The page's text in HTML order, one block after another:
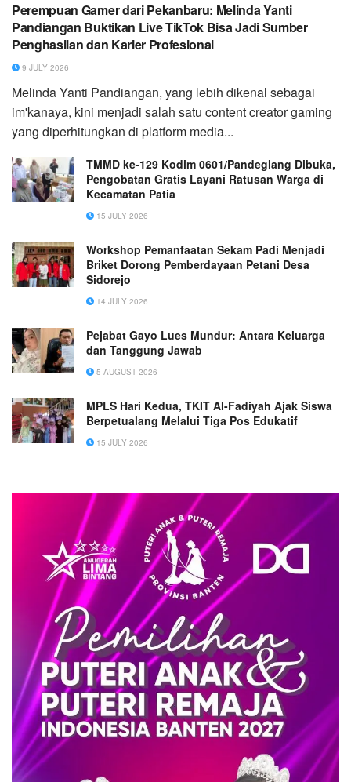
Perempuan Gamer dari Pekanbaru: Melinda Yanti
Pandiangan Buktikan Live TikTok Bisa Jadi Sumber
Penghasilan dan Karier Profesional
9 JULY 2026
Melinda Yanti Pandiangan, yang lebih dikenal sebagai
im'kanaya, kini menjadi salah satu content creator gaming
yang diperhitungkan di platform media...
TMMD ke-129 Kodim 0601/Pandeglang Dibuka,
Pengobatan Gratis Layani Ratusan Warga di
Kecamatan Patia
15 JULY 2026
Workshop Pemanfaatan Sekam Padi Menjadi
Briket Dorong Pemberdayaan Petani Desa
Sidorejo
14 JULY 2026
Pejabat Gayo Lues Mundur: Antara Keluarga
dan Tanggung Jawab
5 AUGUST 2026
MPLS Hari Kedua, TKIT Al-Fadiyah Ajak Siswa
Berpetualang Melalui Tiga Pos Edukatif
15 JULY 2026